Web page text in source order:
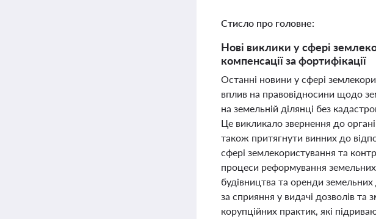
Стисло про головне:
Нові виклики у сфері
компенсації за фортифікації
Останні новини у сфері
вплив на правовідносини щодо
на земельній ділянці без
Це викликало звернення до
також притягнути винних до
сфері землекористування та
процеси реформування
будівництва та оренди
за сприяння у видачі дозволів та
корупційних практик, які